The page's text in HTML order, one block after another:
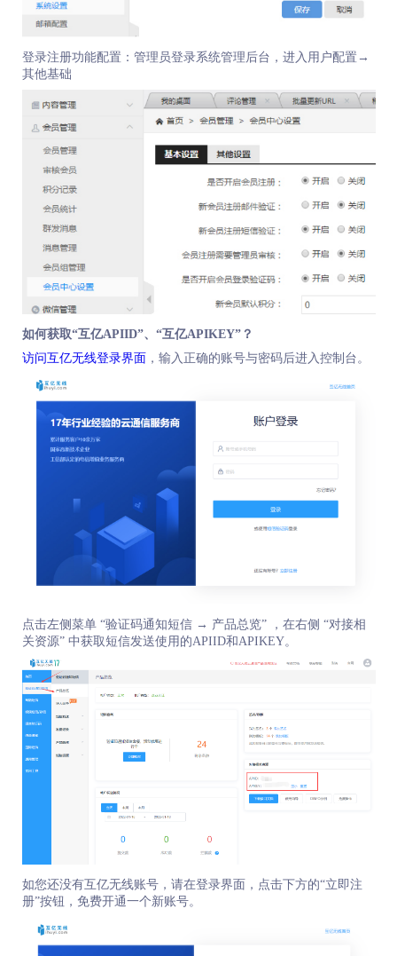
登录注册功能配置：管理员登录系统管理后台，进入用户配置→
其他基础
如何获取“互亿APIID”、“互亿APIKEY”？
访问互亿无线登录界面 ，输入正确的账号与密码后进入控制台。
点击左侧菜单 “验证码通知短信 → 产品总览” ，在右侧 “对接相
关资源” 中获取短信发送使用的APIID和APIKEY。
如您还没有互亿无线账号，请在登录界面，点击下方的“立即注
册”按钮，免费开通一个新账号。